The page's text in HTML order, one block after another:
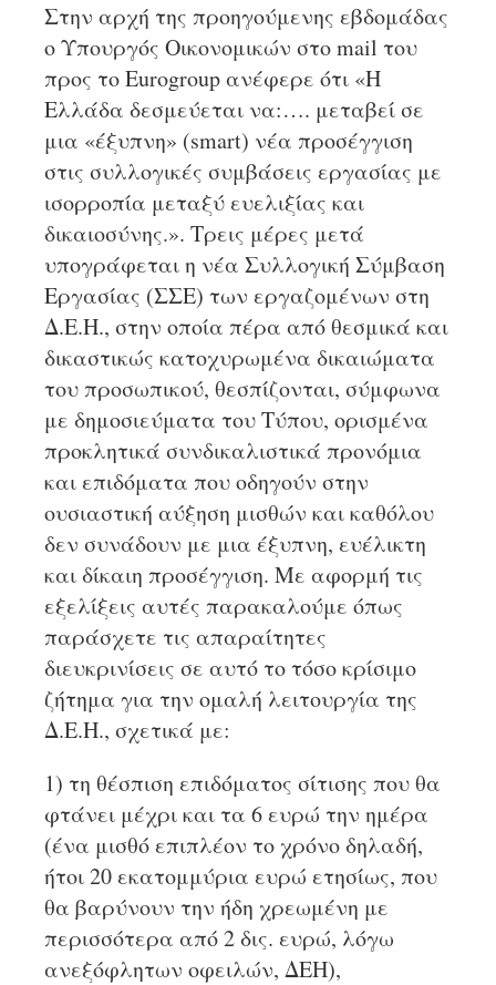
Στην αρχή της προηγούμενης εβδομάδας
ο Υπουργός Οικονομικών στο mail του
προς το Eurogroup ανέφερε ότι «Η
Ελλάδα δεσμεύεται να:…. μεταβεί σε
μια «έξυπνη» (smart) νέα προσέγγιση
στις συλλογικές συμβάσεις εργασίας με
ισορροπία μεταξύ ευελιξίας και
δικαιοσύνης.». Τρεις μέρες μετά
υπογράφεται η νέα Συλλογική Σύμβαση
Εργασίας (ΣΣΕ) των εργαζομένων στη
Δ.Ε.Η., στην οποία πέρα από θεσμικά και
δικαστικώς κατοχυρωμένα δικαιώματα
του προσωπικού, θεσπίζονται, σύμφωνα
με δημοσιεύματα του Τύπου, ορισμένα
προκλητικά συνδικαλιστικά προνόμια
και επιδόματα που οδηγούν στην
ουσιαστική αύξηση μισθών και καθόλου
δεν συνάδουν με μια έξυπνη, ευέλικτη
και δίκαιη προσέγγιση. Με αφορμή τις
εξελίξεις αυτές παρακαλούμε όπως
παράσχετε τις απαραίτητες
διευκρινίσεις σε αυτό το τόσο κρίσιμο
ζήτημα για την ομαλή λειτουργία της
Δ.Ε.Η., σχετικά με:
1) τη θέσπιση επιδόματος σίτισης που θα
φτάνει μέχρι και τα 6 ευρώ την ημέρα
(ένα μισθό επιπλέον το χρόνο δηλαδή,
ήτοι 20 εκατομμύρια ευρώ ετησίως, που
θα βαρύνουν την ήδη χρεωμένη με
περισσότερα από 2 δις. ευρώ, λόγω
ανεξόφλητων οφειλών, ΔΕΗ),